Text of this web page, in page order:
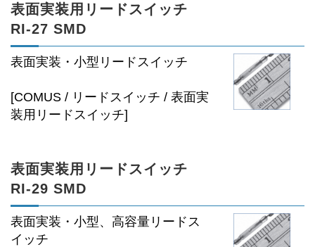
表面実装用リードスイッチ
RI-27 SMD
表面実装・小型リードスイッチ
[COMUS / リードスイッチ / 表面実
装用リードスイッチ]
表面実装用リードスイッチ
RI-29 SMD
表面実装・小型、高容量リードス
イッチ